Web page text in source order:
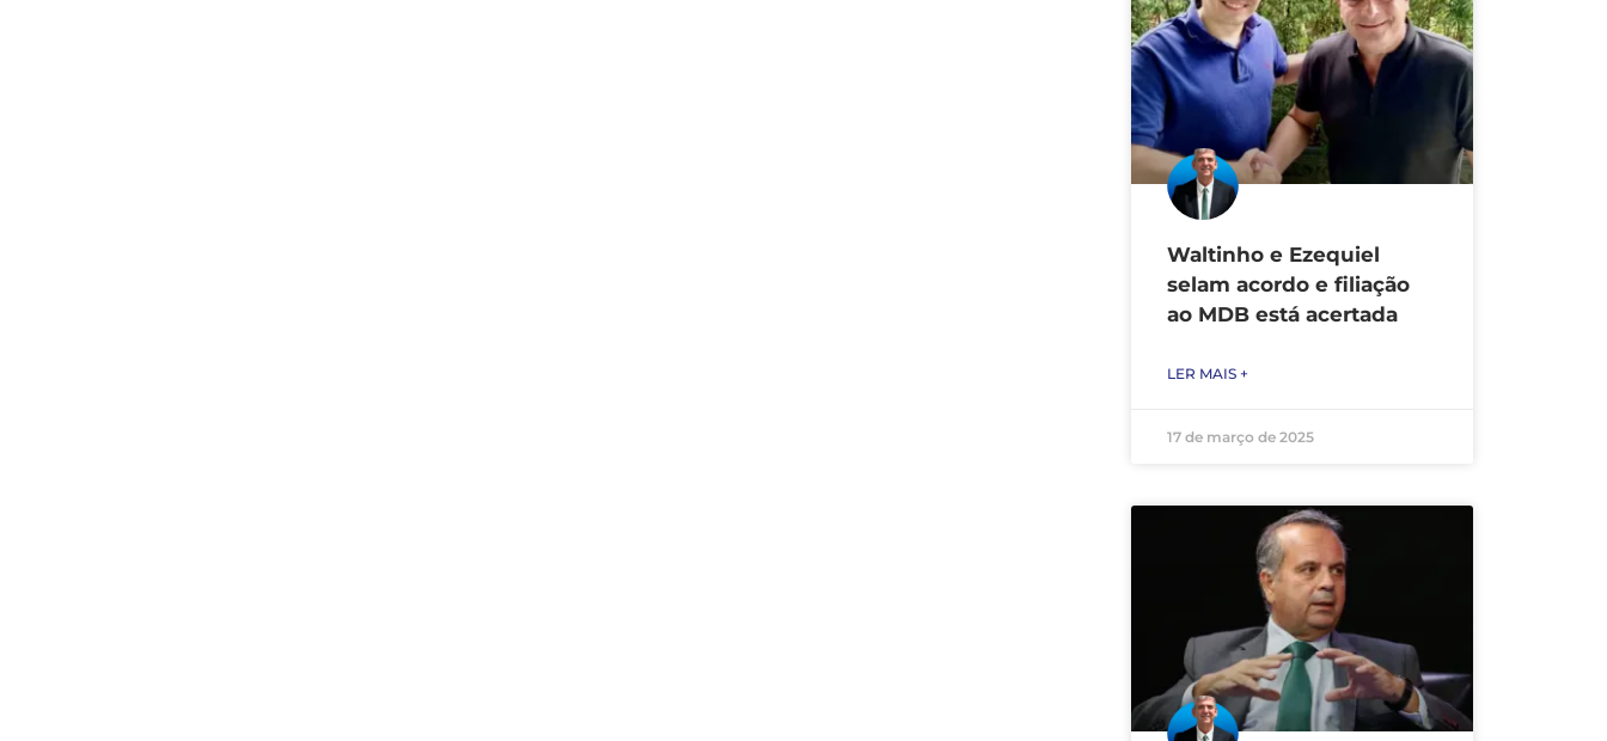
Waltinho e Ezequiel
selam acordo e filiação
ao MDB está acertada
LER MAIS +
17 de março de 2025